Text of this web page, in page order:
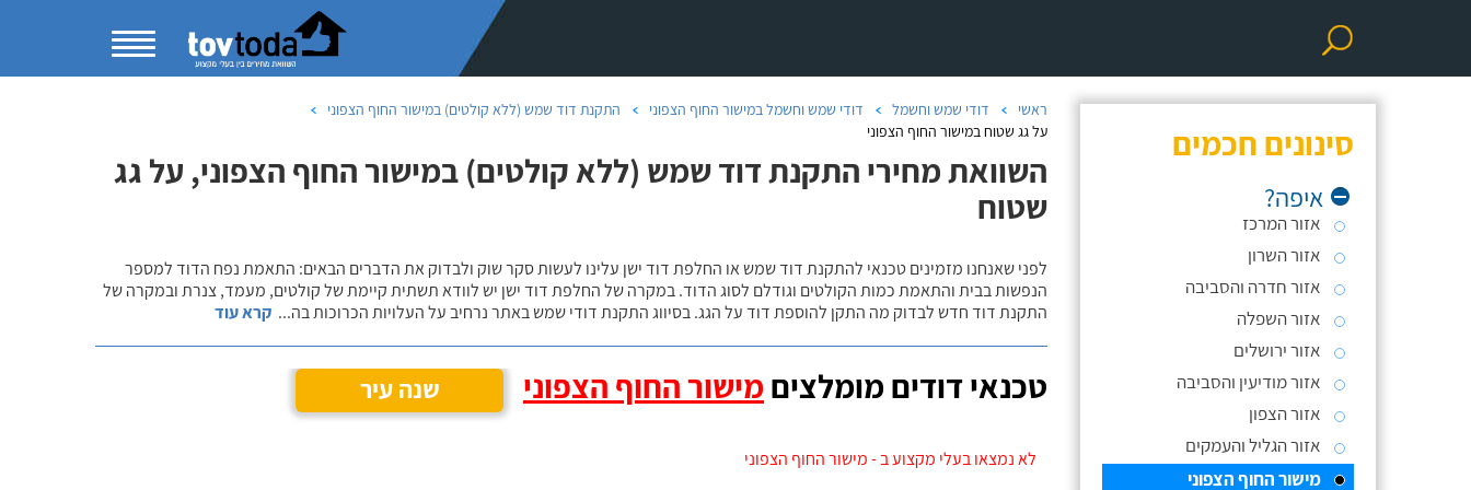
סינונים חכמים
איפה?
אזור המרכז
אזור השרון
אזור חדרה והסביבה
אזור השפלה
אזור ירושלים
אזור מודיעין והסביבה
אזור הצפון
אזור הגליל והעמקים
מישור החוף הצפוני
ראשי דודי שמש וחשמל דודי שמש וחשמל במישור החוף הצפוני
התקנת דוד שמש (ללא קולטים) במישור החוף הצפוני
על גג שטוח במישור החוף הצפוני
השוואת מחירי התקנת דוד שמש (ללא קולטים) במישור החוף הצפוני, על גג
שטוח
לפני שאנחנו מזמינים טכנאי להתקנת דוד שמש או החלפת דוד ישן עלינו לעשות סקר שוק ולבדוק את הדברים הבאים: התאמת נפח הדוד למספר
הנפשות בבית והתאמת כמות הקולטים וגודלם לסוג הדוד. במקרה של החלפת דוד ישן יש לוודא תשתית קיימת של קולטים, מעמד, צנרת ובמקרה של
התקנת דוד חדש לבדוק מה התקן להוספת דוד על הגג. בסיווג התקנת דודי שמש באתר נרחיב על העלויות הכרוכות בה... קרא עוד
טכנאי דודים מומלצים מישור החוף הצפוני שנה עיר
לא נמצאו בעלי מקצוע ב - מישור החוף הצפוני